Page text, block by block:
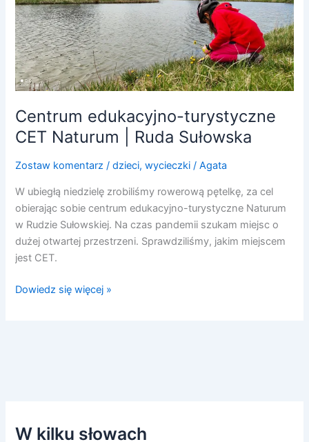
Centrum edukacyjno-turystyczne
CET Naturum | Ruda Sułowska
Zostaw komentarz /dzieci,wycieczki /Agata
W ubiegłą niedzielę zrobiliśmy rowerową pętelkę, za cel
obierając sobie centrum edukacyjno-turystyczne Naturum
w Rudzie Sułowskiej. Na czas pandemii szukam miejsc o
dużej otwartej przestrzeni. Sprawdziliśmy, jakim miejscem
jest CET.
turystyczne
CET
Naturum
|
Ruda
Sułowska
Dowiedz się więcej »
W kilku słowach